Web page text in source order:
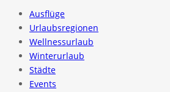
Ausflüge
Urlaubsregionen
Wellnessurlaub
Winterurlaub
Städte
Events